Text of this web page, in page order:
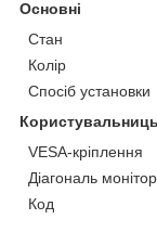
Основні
Стан
Колір
Спосіб установки
VESA-кріплення
Діагональ
Код